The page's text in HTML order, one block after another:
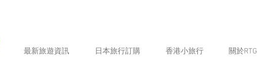
最新旅遊資訊 日本旅行訂購 香港小旅行 關於RTG